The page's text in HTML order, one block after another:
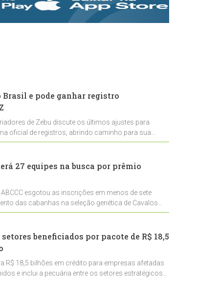
rastreabilidade e
rigor técnico para
Brasil e pode ganhar registro
de Zebu discute os últimos ajustes para
oficial de registros, abrindo caminho para sua
27 equipes na busca por prêmio
esgotou as inscrições em menos de sete
das cabanhas na seleção genética de Cavalos
beneficiados por pacote de R$ 18,5
R$ 18,5 bilhões em crédito para empresas afetadas
e inclui a pecuária entre os setores estratégicos